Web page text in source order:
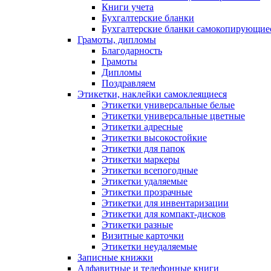
Книги учета
Бухгалтерские бланки
Бухгалтерские бланки
Грамоты, дипломы
Благодарность
Грамоты
Дипломы
Поздравляем
Этикетки, наклейки самоклеящиеся
Этикетки универсальные белые
Этикетки универсальные цветные
Этикетки адресные
Этикетки высокостойкие
Этикетки для папок
Этикетки маркеры
Этикетки всепогодные
Этикетки удаляемые
Этикетки прозрачные
Этикетки для инвентаризации
Этикетки для компакт-дисков
Этикетки разные
Визитные карточки
Этикетки неудаляемые
Записные книжки
Алфавитные и телефонные книги